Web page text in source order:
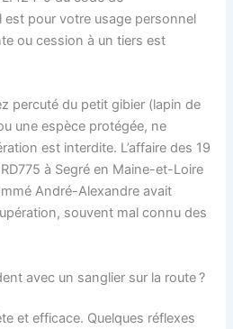
est pour votre usage personnel
ou cession à un tiers est
percuté du petit gibier (lapin de
une espèce protégée, ne
est interdite. L’affaire des 19
à Segré en Maine-et-Loire
André-Alexandre avait
souvent mal connu des
avec un sanglier sur la route ?
et efficace. Quelques réflexes